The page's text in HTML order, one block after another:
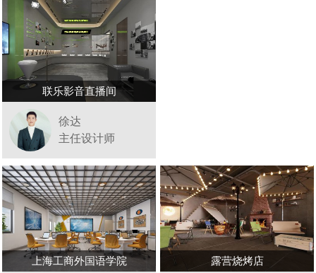
联乐影音直播间
徐达
主任设计师
上海工商外国语学院 露营烧烤店